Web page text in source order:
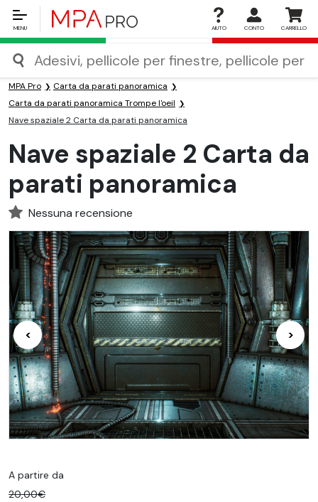
MENU AIUTO CONTO CARRELLO
MPA Pro
Carta da parati panoramica
Carta da parati panoramica Trompe l'oeil
Nave spaziale 2 Carta da parati panoramica
Nave spaziale 2 Carta da
parati panoramica
Nessuna recensione
< >
A partire da
20,00€